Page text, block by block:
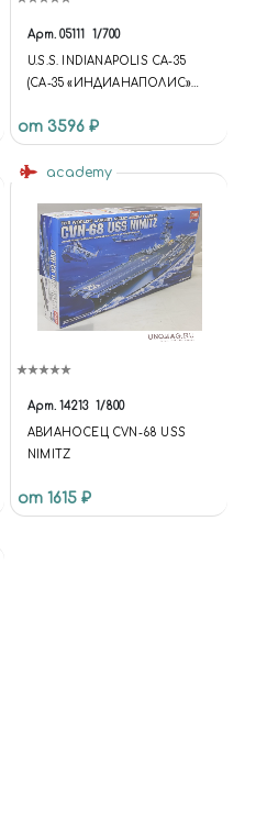
Арт. 05111 1/700
U.S.S. INDIANAPOLIS CA-35
(СА-35 «ИНДИАНАПОЛИС»
КРЕЙСЕР)
от 3596 ₽
academy
Арт. 14213 1/800
АВИАНОСЕЦ CVN-68 USS
NIMITZ
от 1615 ₽